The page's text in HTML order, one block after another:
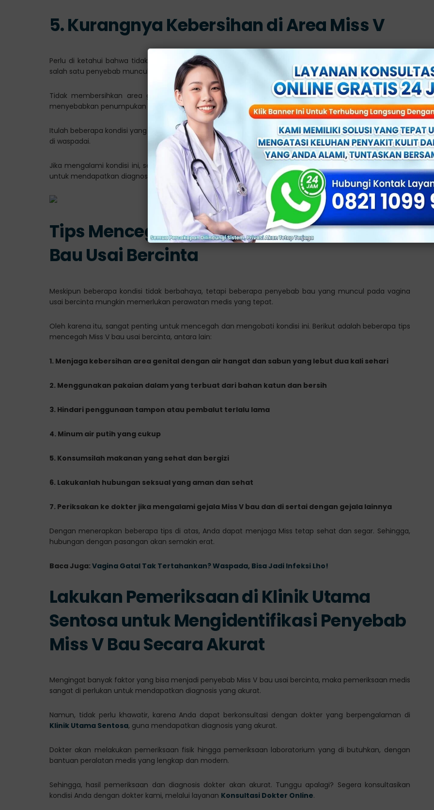
5. Kurangnya Kebersihan di Area Miss V
Perlu di ketahui bahwa tidak hanya infeksi, tetapi kebersihan area Miss V yang buruk juga bisa menjadi
salah satu penyebab munculnya bau yang tidak sedap.
Tidak membersihkan area genital dengan baik atau menggunakan pakaian dalam yang ketat, bisa
menyebabkan penumpukan bakteri dan keringat, yang kemudian menghasilkan bau.
Itulah beberapa kondisi yang dapat menjadi penyebab Miss V bau setelah berhubungan seksual, dan perlu
di waspadai.
Jika mengalami kondisi ini, segeralah konsultasikan dengan dokter terpercaya di
untuk mendapatkan diagnosis dan saran pengobatan yang akurat.
Tips Mencegah Berbagai Penyebab Miss V
Bau Usai Bercinta
Meskipun beberapa kondisi tidak berbahaya, tetapi beberapa penyebab bau yang muncul pada vagina
usai bercinta mungkin memerlukan perawatan medis yang tepat.
Oleh karena itu, sangat penting untuk mencegah dan mengobati kondisi ini. Berikut adalah beberapa tips
mencegah Miss V bau usai bercinta, antara lain:
1. Menjaga kebersihan area genital dengan air hangat dan sabun yang lebut dua kali sehari
2. Menggunakan pakaian dalam yang terbuat dari bahan katun dan bersih
3. Hindari penggunaan tampon atau pembalut terlalu lama
4. Minum air putih yang cukup
5. Konsumsilah makanan yang sehat dan bergizi
6. Lakukanlah hubungan seksual yang aman dan sehat
7. Periksakan ke dokter jika mengalami gejala Miss V bau dan di sertai dengan gejala lainnya
Dengan menerapkan beberapa tips di atas, Anda dapat menjaga Miss tetap sehat dan segar. Sehingga,
hubungan dengan pasangan akan semakin erat.
Baca Juga: Vagina Gatal Tak Tertahankan? Waspada, Bisa Jadi Infeksi Lho!
Lakukan Pemeriksaan di Klinik Utama
Sentosa untuk Mengidentifikasi Penyebab
Miss V Bau Secara Akurat
Mengingat banyak faktor yang bisa menjadi penyebab Miss V bau usai bercinta, maka pemeriksaan medis
sangat di perlukan untuk mendapatkan diagnosis yang akurat.
Namun, tidak perlu khawatir, karena Anda dapat berkonsultasi dengan dokter yang berpengalaman di
Klinik Utama Sentosa, guna mendapatkan diagnosis yang akurat.
Dokter akan melakukan pemeriksaan fisik hingga pemeriksaan laboratorium yang di butuhkan, dengan
bantuan peralatan medis yang lengkap dan modern.
Sehingga, hasil pemeriksaan dan diagnosis dokter akan akurat. Tunggu apalagi? Segera konsultasikan
kondisi Anda dengan dokter kami, melalui layanan Konsultasi Dokter Online.